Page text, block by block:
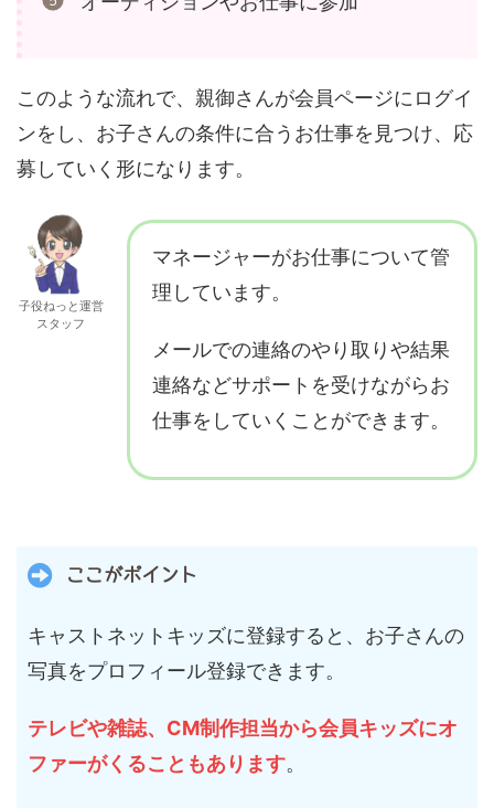
このような流れで、親御さんが会員ページにログイ
ンをし、お子さんの条件に合うお仕事を見つけ、応
募していく形になります。
子役ねっと運営
スタッフ
マネージャーがお仕事について管
理しています。
メールでの連絡のやり取りや結果
連絡などサポートを受けながらお
仕事をしていくことができます。
ここがポイント
キャストネットキッズに登録すると、お子さんの
写真をプロフィール登録できます。
テレビや雑誌、CM制作担当から会員キッズにオ
ファーがくることもあります。